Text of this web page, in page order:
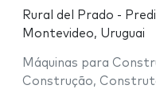
Rural del Prado -
Montevideo, Uruguai
Máquinas para
Construção,